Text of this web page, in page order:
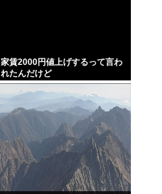
家賃2000円値上げするって言わ
れたんだけど